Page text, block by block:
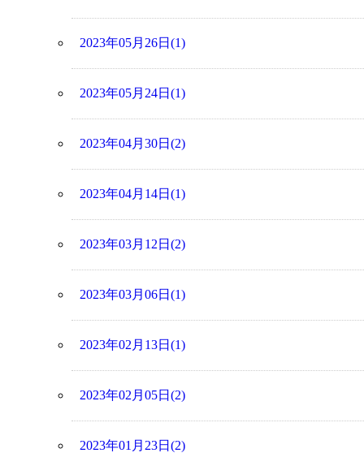
2023年05月26日(1)
2023年05月24日(1)
2023年04月30日(2)
2023年04月14日(1)
2023年03月12日(2)
2023年03月06日(1)
2023年02月13日(1)
2023年02月05日(2)
2023年01月23日(2)